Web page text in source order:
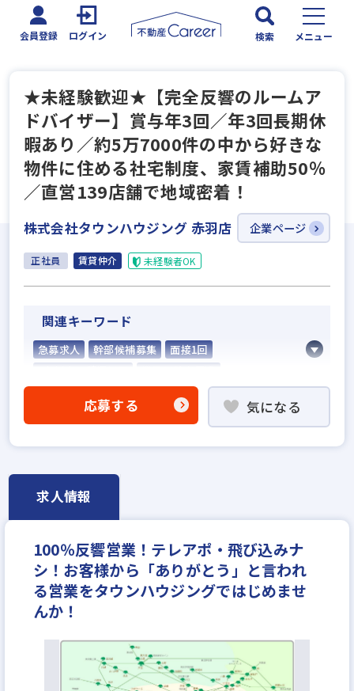
会員登録 ログイン 検索 メニュー
★未経験歓迎★【完全反響のルームア
ドバイザー】賞与年3回／年3回長期休
暇あり／約5万7000件の中から好きな
物件に住める社宅制度、家賃補助50％
／直営139店舗で地域密着！
株式会社タウンハウジング 赤羽店 企業ページ
正社員 賃貸仲介 未経験者OK
関連キーワード
急募求人 幹部候補募集
面接1回
不動産売買仲介経験者歓迎
既卒・第2新卒歓迎
成果給が充実
設立30年以上
学歴不問
宅建取引士歓迎
社宅・家賃補助あり
資格支援制度あり
研修制度あり
転勤なし
残業少ない
女性が活躍中
ノルマ無し
離職率5％以下
平均年齢20代
応募する 気になる
求人情報
100％反響営業！テレアポ・飛び込みナ
シ！お客様から「ありがとう」と言われ
る営業をタウンハウジングではじめませ
んか！